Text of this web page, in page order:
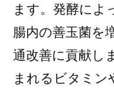
ます。発酵によ
腸内の善玉菌を
通改善に貢献し
まれるビタミン